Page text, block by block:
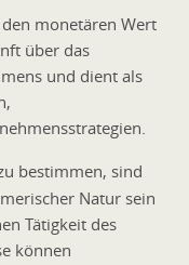
monetären Wert
über das
und dient als
bestimmen, sind
Natur sein
Tätigkeit des
können